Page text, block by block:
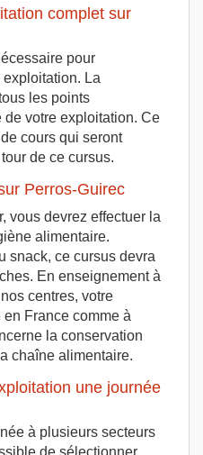
complet sur
pour
La
les points
votre exploitation. Ce
cours qui seront
de ce cursus.
Perros-Guirec
vous devrez effectuer la
alimentaire.
snack, ce cursus devra
En enseignement à
centres, votre
France comme à
la conservation
chaîne alimentaire.
une journée
à plusieurs secteurs
de sélectionner